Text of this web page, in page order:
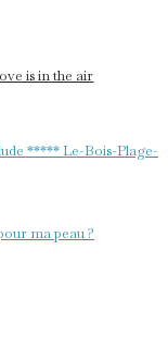
is in the air
***** Le-Bois-Plage-
ma peau ?